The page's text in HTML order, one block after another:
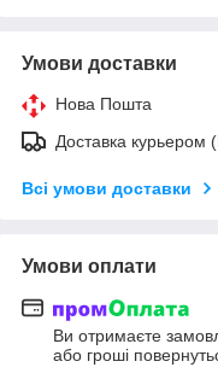
Умови доставки
Нова Пошта
Доставка курьером
Всі умови доставки
Умови оплати
Ви отримаєте
або гроші